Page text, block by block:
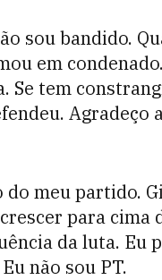
sou bandido.
em
Se tem
Agradeço
do meu partido.
para cima
da luta. Eu
não sou PT.